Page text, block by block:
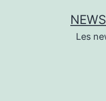
Les